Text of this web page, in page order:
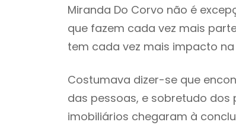
Miranda Do Corvo não é
que fazem cada vez mais
tem cada vez mais impacto
Costumava dizer-se que
das pessoas, e sobretudo dos
imobiliários chegaram à